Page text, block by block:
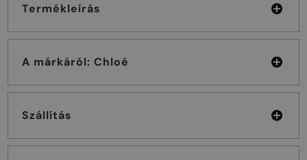
Termékleírás
A márkáról: Chloé
Szállítás